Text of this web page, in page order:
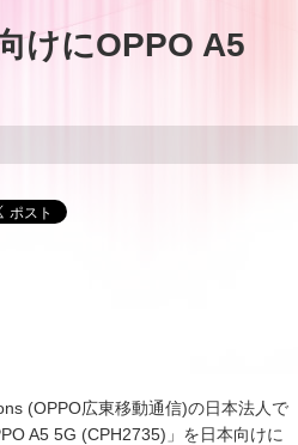
けにOPPO A5
(OPPO広東移動通信)の日本法人で
A5 5G (CPH2735)」を日本向けに